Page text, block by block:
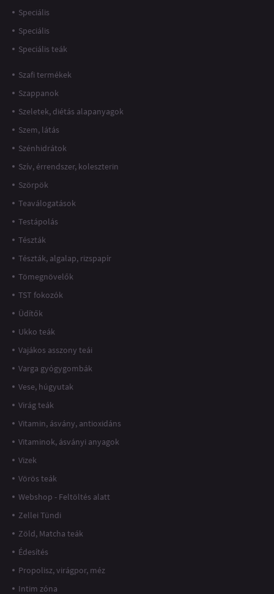
Speciális
Speciális
Speciális teák
Szafi termékek
Szappanok
Szeletek, diétás alapanyagok
Szem, látás
Szénhidrátok
Szív, érrendszer, koleszterin
Szörpök
Teaválogatások
Testápolás
Tészták
Tészták, algalap, rizspapír
Tömegnövelők
TST fokozók
Üdítők
Ukko teák
Vajákos asszony teái
Varga gyógygombák
Vese, húgyutak
Virág teák
Vitamin, ásvány, antioxidáns
Vitaminok, ásványi anyagok
Vizek
Vörös teák
Webshop - Feltöltés alatt
Zellei Tündi
Zöld, Matcha teák
Édesítés
Propolisz, virágpor, méz
Intim zóna